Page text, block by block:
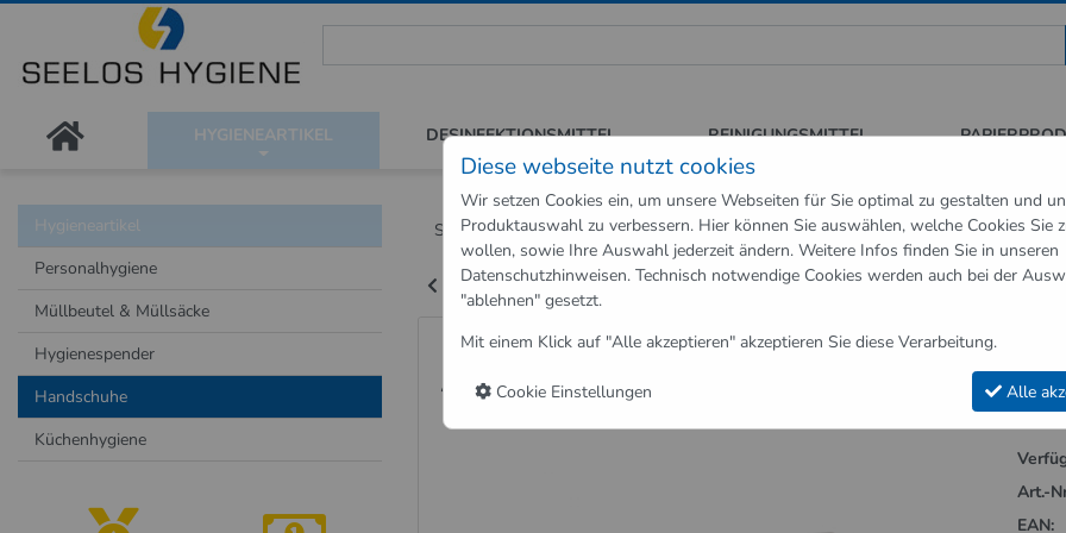
HYGIENEARTIKEL DESINFEKTIONSMITTEL REINIGUNGSMITTEL
Shop Hygieneartikel Handschuhe Einweghandschuhe Vinyl Classic
Zurück zu "Handschuhe"
Einweghandschuhe Vinyl Classic Transparent
Abena
Art.-
EAN:
Hygieneartikel
Personalhygiene
Müllbeutel & Müllsäcke
Hygienespender
Handschuhe
Küchenhygiene
Diese webseite nutzt cookies
Wir setzen Cookies ein, um unsere Webseiten für Sie optimal zu gestalten und
Produktauswahl zu verbessern. Hier können Sie auswählen, welche Cookies Sie
wollen, sowie Ihre Auswahl jederzeit ändern. Weitere Infos finden Sie in unseren
Datenschutzhinweisen. Technisch notwendige Cookies werden auch bei der
"ablehnen" gesetzt.
Mit einem Klick auf "Alle akzeptieren" akzeptieren Sie diese Verarbeitung.
Cookie Einstellungen Alle